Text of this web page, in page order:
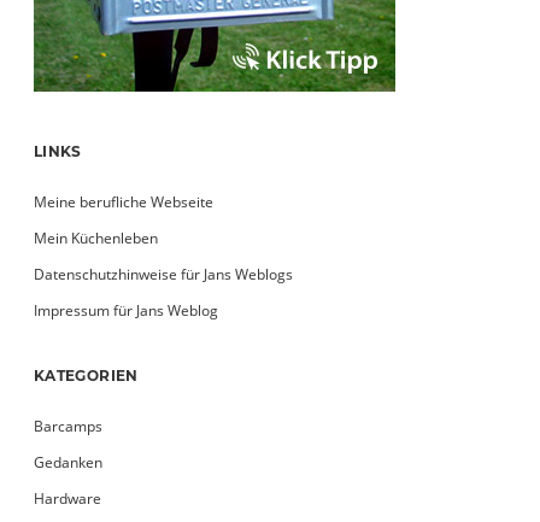
LINKS
Meine berufliche Webseite
Mein Küchenleben
Datenschutzhinweise für Jans Weblogs
Impressum für Jans Weblog
KATEGORIEN
Barcamps
Gedanken
Hardware